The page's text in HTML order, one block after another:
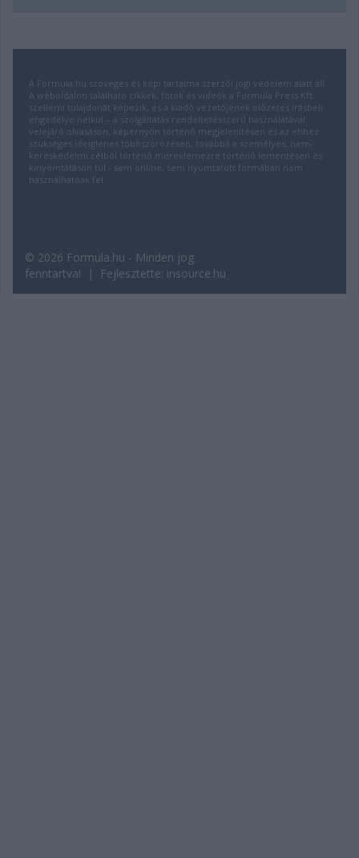
A Formula.hu szöveges és képi tartalma szerzői jogi védelem alatt áll.
A weboldalon található cikkek, fotók és videók a Formula Press Kft.
szellemi tulajdonát képezik, és a kiadó vezetőjének előzetes írásbeli
engedélye nélkül – a szolgáltatás rendeltetésszerű használatával
velejáró olvasáson, képernyőn történő megjelenítésen és az ehhez
szükséges ideiglenes többszörözésen, továbbá a személyes, nem-
kereskedelmi célból történő merevlemezre történő lementésen és
kinyomtatáson túl - sem online, sem nyomtatott formában nem
használhatóak fel.
© 2026 Formula.hu - Minden jog
fenntartva! | Fejlesztette: insource.hu